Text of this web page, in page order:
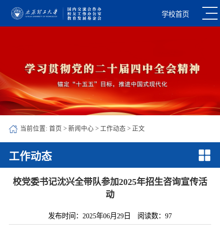
学校首页
当前位置: 首页 > 新闻中心 > 工作动态 > 正文
工作动态
校党委书记沈兴全带队参加2025年招生咨询宣传活
动
发布时间：2025年06月29日 阅读数： 97